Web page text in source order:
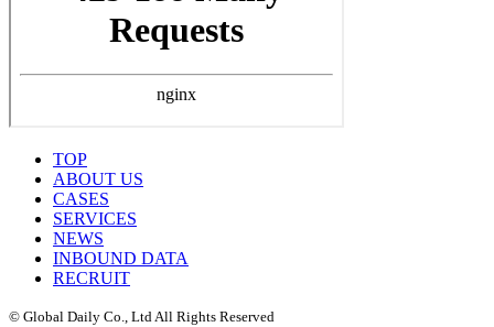
TOP
ABOUT US
CASES
SERVICES
NEWS
INBOUND DATA
RECRUIT
© Global Daily Co., Ltd All Rights Reserved